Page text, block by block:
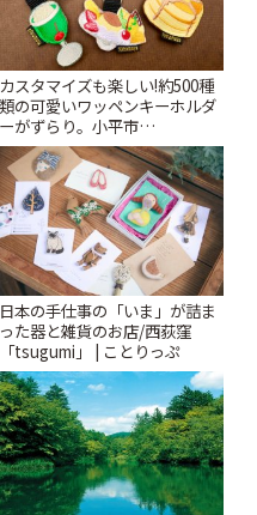
カスタマイズも楽しい!約500種
類の可愛いワッペンキーホルダ
ーがずらり。小平市
「Kimamaya T&K」 | ことりっ
ぷ
日本の手仕事の「いま」が詰ま
った器と雑貨のお店/西荻窪
「tsugumi」 | ことりっぷ